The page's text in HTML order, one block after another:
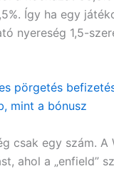
Így ha egy
nyereség 1,5-
pörgetés
mint a bónusz
csak egy szám.
ahol a „enfield”